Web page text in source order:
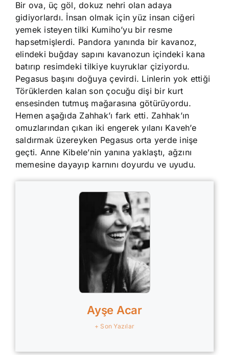
Bir ova, üç göl, dokuz nehri olan adaya
gidiyorlardı. İnsan olmak için yüz insan ciğeri
yemek isteyen tilki Kumiho’yu bir resme
hapsetmişlerdi. Pandora yanında bir kavanoz,
elindeki buğday sapını kavanozun içindeki kana
batırıp resimdeki tilkiye kuyruklar çiziyordu.
Pegasus başını doğuya çevirdi. Linlerin yok ettiği
Törüklerden kalan son çocuğu dişi bir kurt
ensesinden tutmuş mağarasına götürüyordu.
Hemen aşağıda Zahhak’ı fark etti. Zahhak’ın
omuzlarından çıkan iki engerek yılanı Kaveh’e
saldırmak üzereyken Pegasus orta yerde inişe
geçti. Anne Kibele’nin yanına yaklaştı, ağzını
memesine dayayıp karnını doyurdu ve uyudu.
Ayşe Acar
+ Son Yazılar